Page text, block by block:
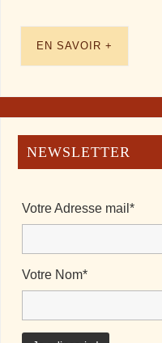
EN SAVOIR +
NEWSLETTER
Votre Adresse mail*
Votre Nom*